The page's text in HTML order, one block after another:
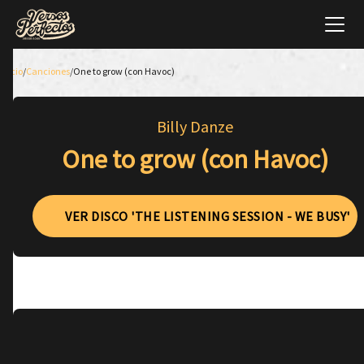
Inicio/Canciones/One to grow (con Havoc)
Billy Danze
One to grow (con Havoc)
VER DISCO 'THE LISTENING SESSION - WE BUSY'